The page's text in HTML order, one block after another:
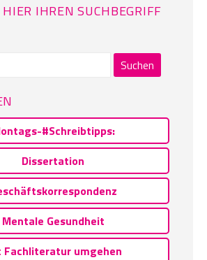
IHREN SUCHBEGRIFF
#Schreibtipps:
Dissertation
Mentale Gesundheit
Fachliteratur umgehen